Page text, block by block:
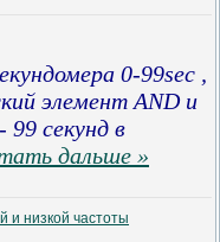
0-99sec ,
элемент AND и
99 секунд в
дальше »
и низкой частоты